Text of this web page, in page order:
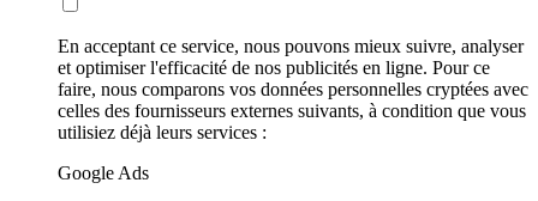
En acceptant ce service, nous pouvons mieux suivre, analyser
et optimiser l'efficacité de nos publicités en ligne. Pour ce
faire, nous comparons vos données personnelles cryptées avec
celles des fournisseurs externes suivants, à condition que vous
utilisiez déjà leurs services :
Google Ads